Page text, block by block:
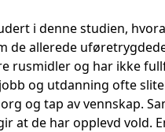
i denne studien,
de allerede
rusmidler og har ikke
og utdanning ofte
og tap av vennskap.
at de har opplevd vold.